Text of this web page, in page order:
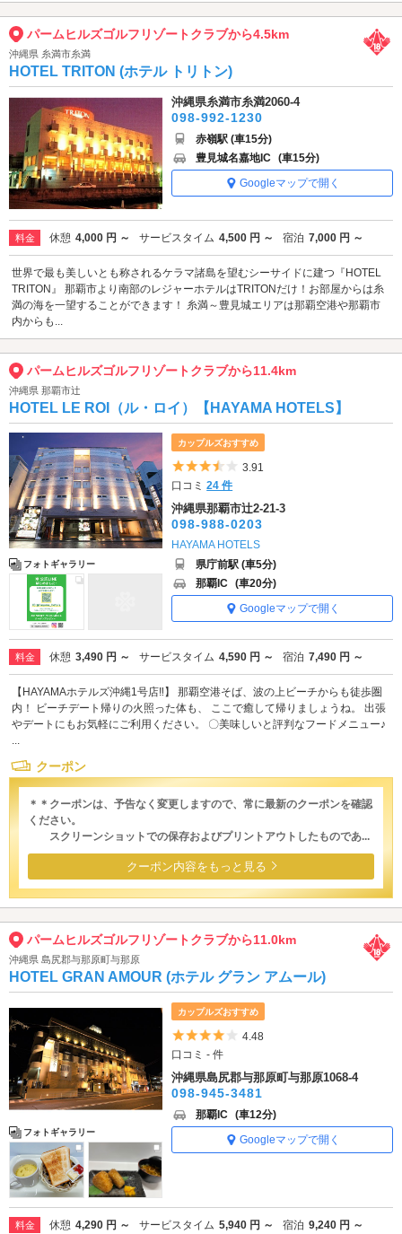
パームヒルズゴルフリゾートクラブから4.5km
沖縄県 糸満市糸満
HOTEL TRITON (ホテル トリトン)
沖縄県糸満市糸満2060-4
098-992-1230
赤嶺駅 (車15分)
豊見城名嘉地IC (車15分)
Googleマップで開く
料金 休憩 4,000 円 ～ サービスタイム 4,500 円 ～ 宿泊 7,000 円 ～
世界で最も美しいとも称されるケラマ諸島を望むシーサイドに建つ『HOTEL
TRITON』 那覇市より南部のレジャーホテルはTRITONだけ！お部屋からは糸
満の海を一望することができます！ 糸満～豊見城エリアは那覇空港や那覇市
内からも...
パームヒルズゴルフリゾートクラブから11.4km
沖縄県 那覇市辻
HOTEL LE ROI（ル・ロイ）【HAYAMA HOTELS】
フォトギャラリー
カップルズおすすめ
5つ星のうち3.5
3.91
口コミ24 件
沖縄県那覇市辻2-21-3
098-988-0203
HAYAMA HOTELS
県庁前駅 (車5分)
那覇IC (車20分)
Googleマップで開く
料金 休憩 3,490 円 ～ サービスタイム 4,590 円 ～ 宿泊 7,490 円 ～
【HAYAMAホテルズ沖縄1号店‼】 那覇空港そば、波の上ビーチからも徒歩圏
内！ ビーチデート帰りの火照った体も、 ここで癒して帰りましょうね。 出張
やデートにもお気軽にご利用ください。 〇美味しいと評判なフードメニュー♪
クーポン
＊＊クーポンは、予告なく変更しますので、常に最新のクーポンを確認
ください。
スクリーンショットでの保存およびプリントアウトしたものであ...
クーポン内容をもっと見る
パームヒルズゴルフリゾートクラブから11.0km
沖縄県 島尻郡与那原町与那原
HOTEL GRAN AMOUR (ホテル グラン アムール)
フォトギャラリー
カップルズおすすめ
5つ星のうち4
4.48
口コミ - 件
沖縄県島尻郡与那原町与那原1068-4
098-945-3481
那覇IC (車12分)
Googleマップで開く
料金 休憩 4,290 円 ～ サービスタイム 5,940 円 ～ 宿泊 9,240 円 ～